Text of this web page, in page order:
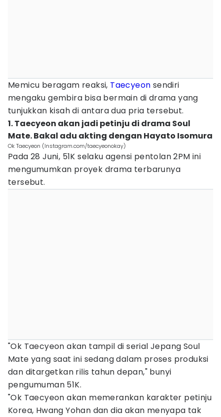
Memicu beragam reaksi, Taecyeon sendiri
mengaku gembira bisa bermain di drama yang
tunjukkan kisah di antara dua pria tersebut.
1. Taecyeon akan jadi petinju di drama Soul
Mate. Bakal adu akting dengan Hayato Isomura
Ok Taecyeon (Instagram.com/taecyeonokay)
Pada 28 Juni, 51K selaku agensi pentolan 2PM ini
mengumumkan proyek drama terbarunya
tersebut.
"Ok Taecyeon akan tampil di serial Jepang Soul
Mate yang saat ini sedang dalam proses produksi
dan ditargetkan rilis tahun depan," bunyi
pengumuman 51K.
"Ok Taecyeon akan memerankan karakter petinju
Korea, Hwang Yohan dan dia akan menyapa tak